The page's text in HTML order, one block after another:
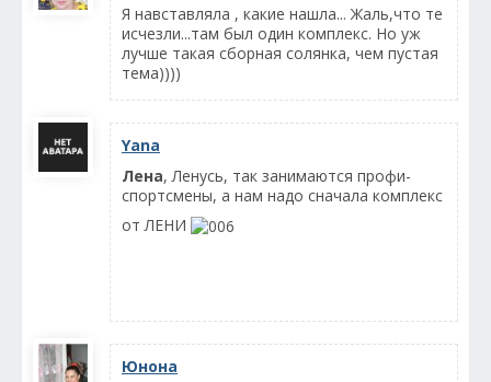
Я навставляла , какие нашла... Жаль,что те
исчезли...там был один комплекс. Но уж
лучше такая сборная солянка, чем пустая
тема))))
Yana
Лена, Ленусь, так занимаются профи-
спортсмены, а нам надо сначала комплекс
от ЛЕНИ
Юнона